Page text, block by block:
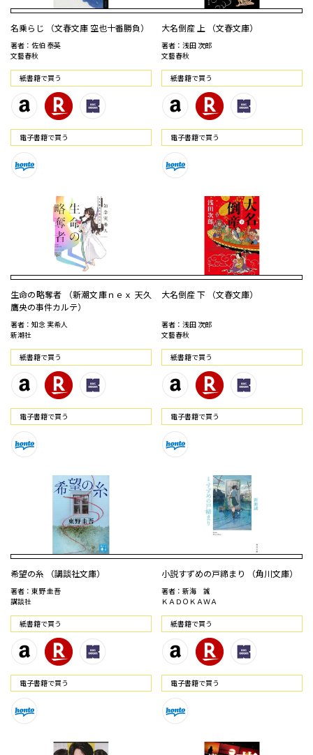
名乗らじ （文春文庫 空也十番勝負）
著者：佐伯 泰英
文藝春秋
紙書籍で買う
電⼦書籍で買う
大名倒産 上 （文春文庫）
著者：浅田 次郎
文藝春秋
紙書籍で買う
電⼦書籍で買う
生命の略奪者 （新潮文庫ｎｅｘ 天久
鷹央の事件カルテ）
著者：知念 実希人
新潮社
紙書籍で買う
電⼦書籍で買う
大名倒産 下 （文春文庫）
著者：浅田 次郎
文藝春秋
紙書籍で買う
電⼦書籍で買う
希望の糸 （講談社文庫）
著者：東野 圭吾
講談社
紙書籍で買う
電⼦書籍で買う
小説すずめの戸締まり （角川文庫）
著者：新海 誠
ＫＡＤＯＫＡＷＡ
紙書籍で買う
電⼦書籍で買う